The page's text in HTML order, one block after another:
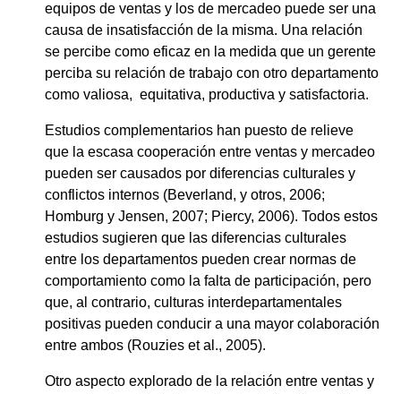
equipos de ventas y los de mercadeo puede ser una
causa de insatisfacción de la misma. Una relación
se percibe como eficaz en la medida que un gerente
perciba su relación de trabajo con otro departamento
como valiosa, equitativa, productiva y satisfactoria.
Estudios complementarios han puesto de relieve
que la escasa cooperación entre ventas y mercadeo
pueden ser causados por diferencias culturales y
conflictos internos (Beverland, y otros, 2006;
Homburg y Jensen, 2007; Piercy, 2006). Todos estos
estudios sugieren que las diferencias culturales
entre los departamentos pueden crear normas de
comportamiento como la falta de participación, pero
que, al contrario, culturas interdepartamentales
positivas pueden conducir a una mayor colaboración
entre ambos (Rouzies et al., 2005).
Otro aspecto explorado de la relación entre ventas y